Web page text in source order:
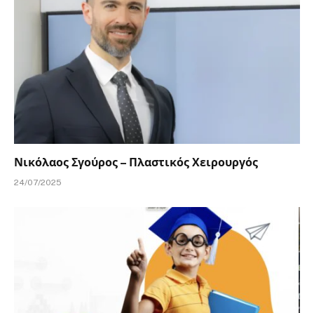
Νικόλαος Σγούρος – Πλαστικός Χειρουργός
24/07/2025